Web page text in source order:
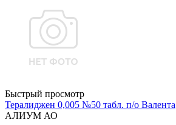
Быстрый просмотр
Тералиджен 0,005 №50 табл. п/о Валента
АЛИУМ АО